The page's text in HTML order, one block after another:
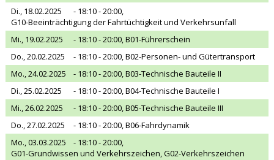
Di., 18.02.2025
- 18:10 - 20:00,
G10-Beeinträchtigung der Fahrtüchtigkeit und Verkehrsunfall
Mi., 19.02.2025
- 18:10 - 20:00,B01-Führerschein
Do., 20.02.2025
- 18:10 - 20:00,B02-Personen- und Gütertransport
Mo., 24.02.2025
- 18:10 - 20:00,B03-Technische Bauteile II
Di., 25.02.2025
- 18:10 - 20:00,B04-Technische Bauteile I
Mi., 26.02.2025
- 18:10 - 20:00,B05-Technische Bauteile III
Do., 27.02.2025
- 18:10 - 20:00,B06-Fahrdynamik
Mo., 03.03.2025
- 18:10 - 20:00,
G01-Grundwissen und Verkehrszeichen, G02-Verkehrszeichen